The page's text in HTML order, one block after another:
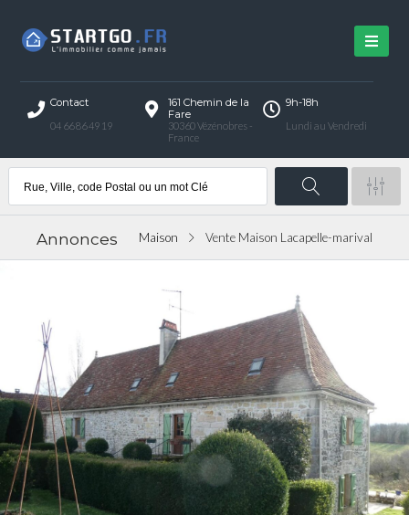
Connexion
Contact
04 66 86 49 19
161 Chemin de la
Fare
30360 Vézénobres -
France
9h-18h
Lundi au Vendredi
Annonces Maison Vente Maison Lacapelle-marival